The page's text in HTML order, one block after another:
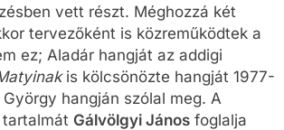
vett részt. Méghozzá két
tervezőként is közreműködtek a
ez; Aladár hangját az addigi
is kölcsönözte hangját 1977-
hangján szólal meg. A
Gálvölgyi János foglalja